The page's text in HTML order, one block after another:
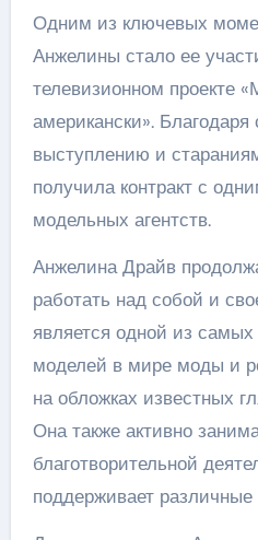
Одним из ключевых
Анжелины стало ее
телевизионном проекте
американски».
выступлению и
получила контракт с
модельных агентств.
Анжелина Драйв
работать над собой и
является одной из
моделей в мире моды и
на обложках известных
Она также активно
благотворительной
поддерживает